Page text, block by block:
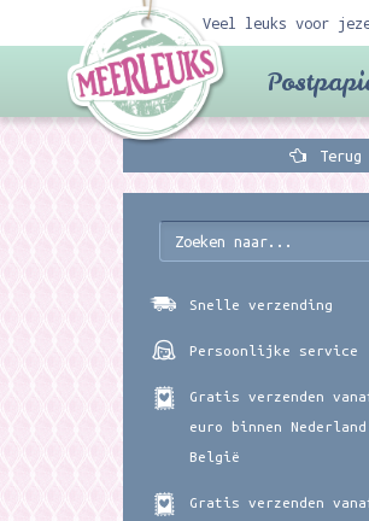
Veel leuks voor
Terug
Snelle verzending
Persoonlijke service
Gratis verzenden
euro binnen
België
Gratis verzenden